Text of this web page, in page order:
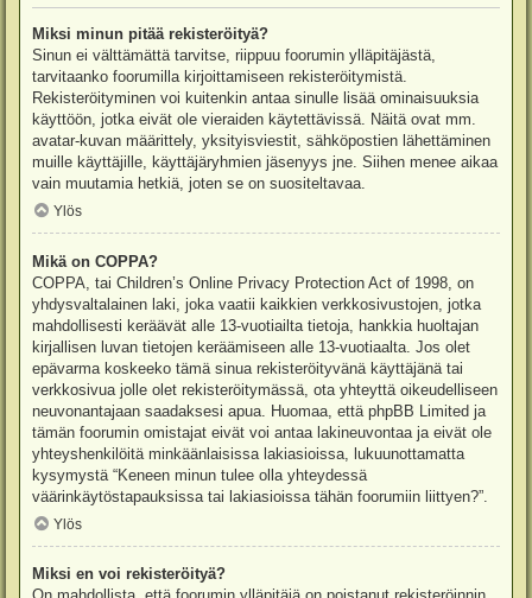
Miksi minun pitää rekisteröityä?
Sinun ei välttämättä tarvitse, riippuu foorumin ylläpitäjästä,
tarvitaanko foorumilla kirjoittamiseen rekisteröitymistä.
Rekisteröityminen voi kuitenkin antaa sinulle lisää ominaisuuksia
käyttöön, jotka eivät ole vieraiden käytettävissä. Näitä ovat mm.
avatar-kuvan määrittely, yksityisviestit, sähköpostien lähettäminen
muille käyttäjille, käyttäjäryhmien jäsenyys jne. Siihen menee aikaa
vain muutamia hetkiä, joten se on suositeltavaa.
Ylös
Mikä on COPPA?
COPPA, tai Children’s Online Privacy Protection Act of 1998, on
yhdysvaltalainen laki, joka vaatii kaikkien verkkosivustojen, jotka
mahdollisesti keräävät alle 13-vuotiailta tietoja, hankkia huoltajan
kirjallisen luvan tietojen keräämiseen alle 13-vuotiaalta. Jos olet
epävarma koskeeko tämä sinua rekisteröityvänä käyttäjänä tai
verkkosivua jolle olet rekisteröitymässä, ota yhteyttä oikeudelliseen
neuvonantajaan saadaksesi apua. Huomaa, että phpBB Limited ja
tämän foorumin omistajat eivät voi antaa lakineuvontaa ja eivät ole
yhteyshenkilöitä minkäänlaisissa lakiasioissa, lukuunottamatta
kysymystä “Keneen minun tulee olla yhteydessä
väärinkäytöstapauksissa tai lakiasioissa tähän foorumiin liittyen?”.
Ylös
Miksi en voi rekisteröityä?